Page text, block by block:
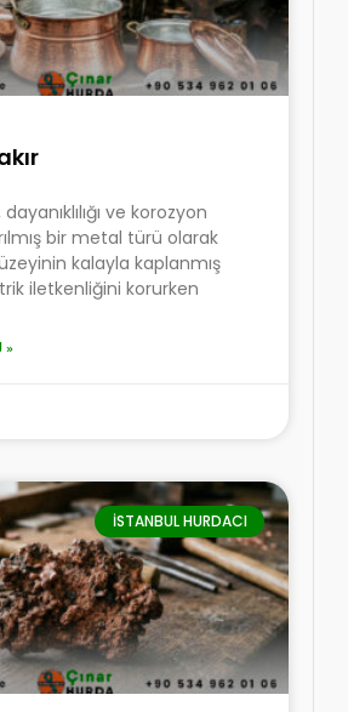
dayanıklılığı ve korozyon
bir metal türü olarak
kalayla kaplanmış
iletkenliğini korurken
»
İSTANBUL HURDACI